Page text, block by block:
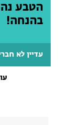
הטבע
בהנחה!
עדיין לא